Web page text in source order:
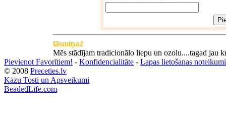
lāsmiņa2
Mēs stādījam tradicionālo liepu un ozolu....tagad jau
Pievienot Favorītiem! - Konfidencialitāte - Lapas lietošanas noteikumi
© 2008 Preceties.lv
Kāzu Tosti un Apsveikumi
BeadedLife.com